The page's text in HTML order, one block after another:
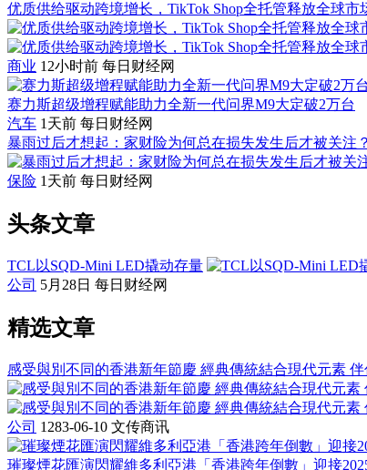
优质供给驱动跨境增长，TikTok Shop全托管释放全球市
商业 12小时前 每日财经网
赛力斯超级增程赋能助力全新一代问界M9大定破2万台
汽车 1天前 每日财经网
暴雨过后才想起：家财险为何总在损失发生后才被关注？
保险 1天前 每日财经网
头条文章
TCL以SQD-Mini LED撬动存量
公司 5月28日 每日财经网
精选文章
感受與別不同的香港新年節慶 經典傳統結合現代元素
公司 1283-06-10 文传商讯
璀璨煙花匯演閃耀維多利亞港「香港跨年倒數」迎接